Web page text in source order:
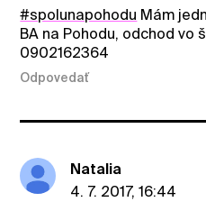
#spolunapohodu Mám
BA na Pohodu, odchod vo
0902162364
Odpovedať
Natalia
4. 7. 2017, 16:44